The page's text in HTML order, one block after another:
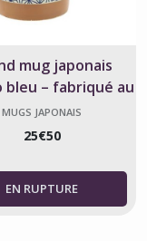
mug japonais
bleu – fabriqué au
Japon
MUGS JAPONAIS
25€50